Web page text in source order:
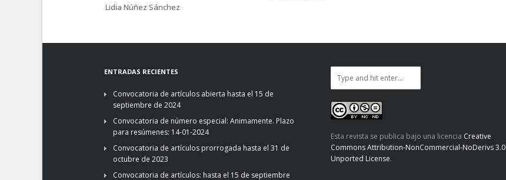
Lidia Núñez Sánchez
ENTRADAS RECIENTES
Convocatoria de artículos abierta hasta el 15 de
septiembre de 2024
Convocatoria de número especial: Animamente. Plazo
para resúmenes: 14-01-2024
Convocatoria de artículos prorrogada hasta el 31 de
octubre de 2023
Convocatoria de artículos: hasta el 15 de septiembre
Esta revista se publica bajo una licencia Creative
Commons Attribution-NonCommercial-NoDerivs 3.0
Unported License.